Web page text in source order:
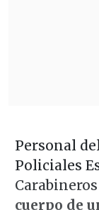
Personal
Policiales
Carabineros
cuerpo de